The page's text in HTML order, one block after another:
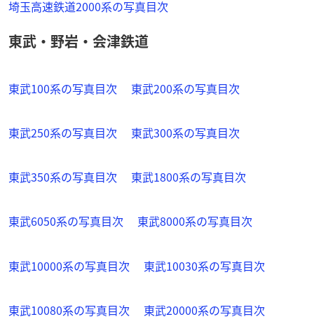
埼玉高速鉄道2000系の写真目次
東武・野岩・会津鉄道
東武100系の写真目次 東武200系の写真目次
東武250系の写真目次 東武300系の写真目次
東武350系の写真目次 東武1800系の写真目次
東武6050系の写真目次 東武8000系の写真目次
東武10000系の写真目次 東武10030系の写真目次
東武10080系の写真目次 東武20000系の写真目次